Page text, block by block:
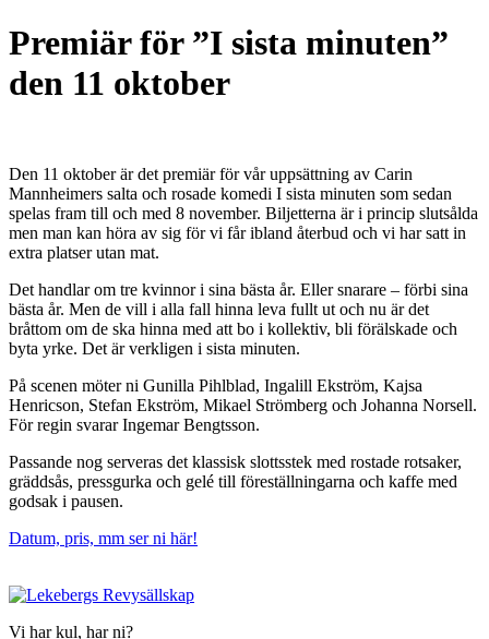
Premiär för ”I sista minuten”
den 11 oktober
Den 11 oktober är det premiär för vår uppsättning av Carin
Mannheimers salta och rosade komedi I sista minuten som sedan
spelas fram till och med 8 november. Biljetterna är i princip slutsålda
men man kan höra av sig för vi får ibland återbud och vi har satt in
extra platser utan mat.
Det handlar om tre kvinnor i sina bästa år. Eller snarare – förbi sina
bästa år. Men de vill i alla fall hinna leva fullt ut och nu är det
bråttom om de ska hinna med att bo i kollektiv, bli förälskade och
byta yrke. Det är verkligen i sista minuten.
På scenen möter ni Gunilla Pihlblad, Ingalill Ekström, Kajsa
Henricson, Stefan Ekström, Mikael Strömberg och Johanna Norsell.
För regin svarar Ingemar Bengtsson.
Passande nog serveras det klassisk slottsstek med rostade rotsaker,
gräddsås, pressgurka och gelé till föreställningarna och kaffe med
godsak i pausen.
Datum, pris, mm ser ni här!
Vi har kul, har ni?